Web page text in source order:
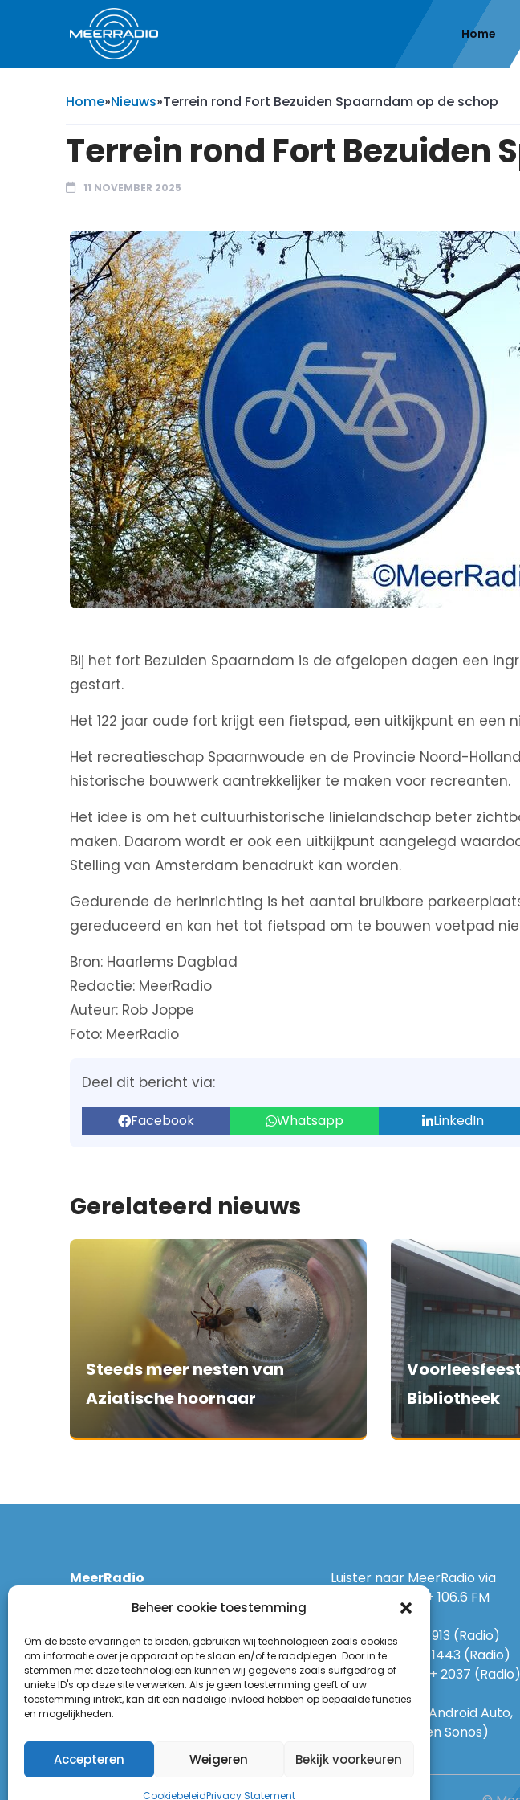
Beheer cookie toestemming
Om de beste ervaringen te bieden, gebruiken wij technologieën zoals cookies
om informatie over je apparaat op te slaan en/of te raadplegen. Door in te
stemmen met deze technologieën kunnen wij gegevens zoals surfgedrag of
unieke ID's op deze site verwerken. Als je geen toestemming geeft of uw
toestemming intrekt, kan dit een nadelige invloed hebben op bepaalde functies
en mogelijkheden.
Accepteren Weigeren Bekijk voorkeuren
CookiebeleidPrivacy Statement
Home
Home»Nieuws»Terrein rond Fort Bezuiden Spaarndam op de schop
Terrein rond Fort Bezuiden
11 NOVEMBER 2025
Bij het fort Bezuiden Spaarndam is de afgelopen dagen een
gestart.
Het 122 jaar oude fort krijgt een fietspad, een uitkijkpunt en een
Het recreatieschap Spaarnwoude en de Provincie Noord-
historische bouwwerk aantrekkelijker te maken voor recreanten.
Het idee is om het cultuurhistorische linielandschap beter
maken. Daarom wordt er ook een uitkijkpunt aangelegd
Stelling van Amsterdam benadrukt kan worden.
Gedurende de herinrichting is het aantal bruikbare
gereduceerd en kan het tot fietspad om te bouwen voetpad
Bron: Haarlems Dagblad
Redactie: MeerRadio
Auteur: Rob Joppe
Foto: MeerRadio
Deel dit bericht via:
Facebook Whatsapp LinkedIn
Gerelateerd nieuws
Steeds meer nesten van
Aziatische hoornaar
Bibliotheek
MeerRadio
2131 CT Hoofddorp
(023) 55 55 900
Disclaimer
Privacy Statement
Luister naar MeerRadio via
Ether: 105.5 FM + 106.6 FM
DAB+ op 5A
Ziggo: 38 (TV) + 913 (Radio)
KPN: 1143 (TV) + 1443 (Radio)
Odido 735 (TV) + 2037 (Radio)
Tune-In
(Google Home, Android Auto,
Apple Carplay en Sonos)